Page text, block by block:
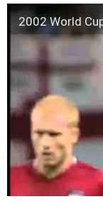
2002 World